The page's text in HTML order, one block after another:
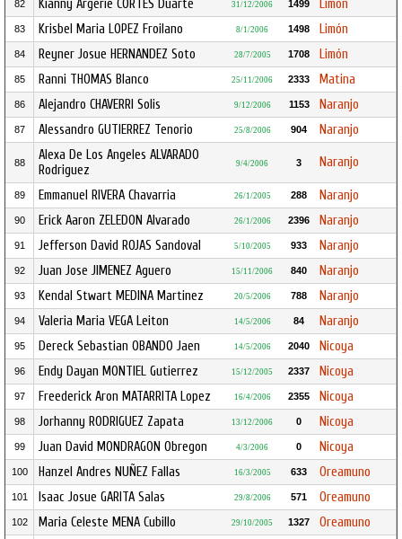
82 Kianny Argerie CORTES Duarte 31/12/2006 1499 Limón
83 Krisbel Maria LOPEZ Froilano 8/1/2006 1498 Limón
84 Reyner Josue HERNANDEZ Soto 28/7/2005 1708 Limón
85 Ranni THOMAS Blanco 25/11/2006 2333 Matina
86 Alejandro CHAVERRI Solis 9/12/2006 1153 Naranjo
87 Alessandro GUTIERREZ Tenorio 25/8/2006 904 Naranjo
88
Alexa De Los Angeles ALVARADO
Rodriguez
9/4/2006 3 Naranjo
89 Emmanuel RIVERA Chavarria 26/1/2005 288 Naranjo
90 Erick Aaron ZELEDON Alvarado 26/1/2006 2396 Naranjo
91 Jefferson David ROJAS Sandoval 5/10/2005 933 Naranjo
92 Juan Jose JIMENEZ Aguero 15/11/2006 840 Naranjo
93 Kendal Stwart MEDINA Martinez 20/5/2006 788 Naranjo
94 Valeria Maria VEGA Leiton 14/5/2006 84 Naranjo
95 Dereck Sebastian OBANDO Jaen 14/5/2006 2040 Nicoya
96 Endy Dayan MONTIEL Gutierrez 15/12/2005 2337 Nicoya
97 Freederick Aron MATARRITA Lopez 16/4/2006 2355 Nicoya
98 Jorhanny RODRIGUEZ Zapata 13/12/2006 0 Nicoya
99 Juan David MONDRAGON Obregon 4/3/2006 0 Nicoya
100 Hanzel Andres NUÑEZ Fallas 16/3/2005 633 Oreamuno
101 Isaac Josue GARITA Salas 29/8/2006 571 Oreamuno
102 Maria Celeste MENA Cubillo 29/10/2005 1327 Oreamuno